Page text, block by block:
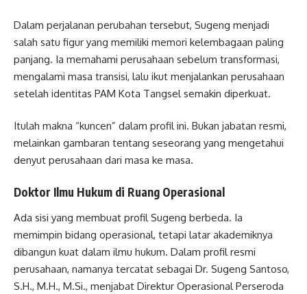
Dalam perjalanan perubahan tersebut, Sugeng menjadi
salah satu figur yang memiliki memori kelembagaan paling
panjang. Ia memahami perusahaan sebelum transformasi,
mengalami masa transisi, lalu ikut menjalankan perusahaan
setelah identitas PAM Kota Tangsel semakin diperkuat.
Itulah makna “kuncen” dalam profil ini. Bukan jabatan resmi,
melainkan gambaran tentang seseorang yang mengetahui
denyut perusahaan dari masa ke masa.
Doktor Ilmu Hukum di Ruang Operasional
Ada sisi yang membuat profil Sugeng berbeda. Ia
memimpin bidang operasional, tetapi latar akademiknya
dibangun kuat dalam ilmu hukum. Dalam profil resmi
perusahaan, namanya tercatat sebagai Dr. Sugeng Santoso,
S.H., M.H., M.Si., menjabat Direktur Operasional Perseroda